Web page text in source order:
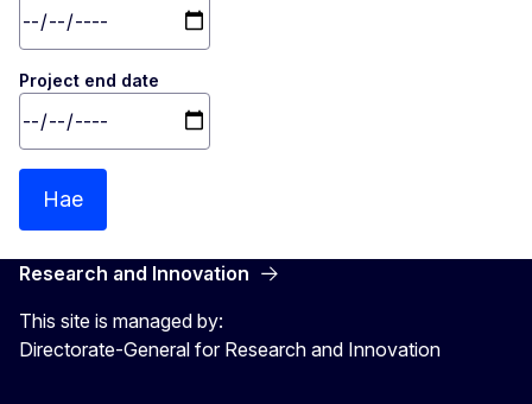
Project end date
Hae
Research and Innovation
This site is managed by:
Directorate-General for Research and Innovation